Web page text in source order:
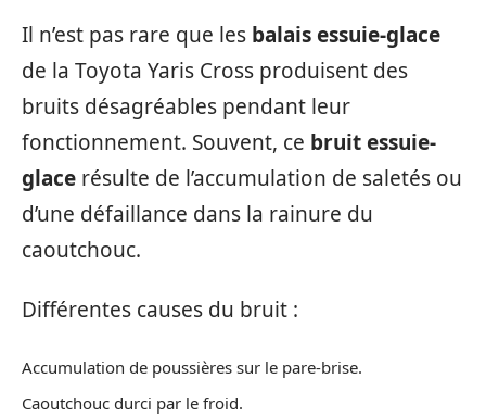
Il n’est pas rare que les balais essuie-glace
de la Toyota Yaris Cross produisent des
bruits désagréables pendant leur
fonctionnement. Souvent, ce bruit essuie-
glace résulte de l’accumulation de saletés ou
d’une défaillance dans la rainure du
caoutchouc.
Différentes causes du bruit :
Accumulation de poussières sur le pare-brise.
Caoutchouc durci par le froid.